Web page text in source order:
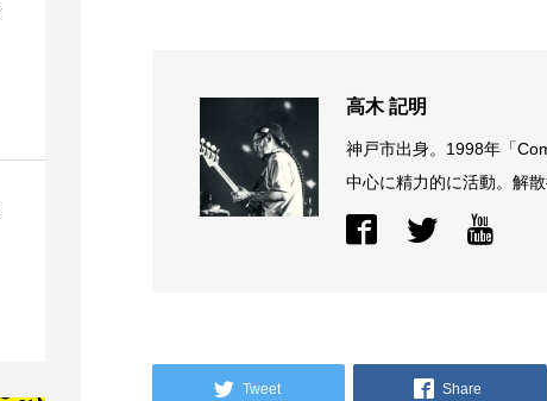
高木 記明
神戸市出身。1998年「
中心に精力的に活動。解
Tweet Share